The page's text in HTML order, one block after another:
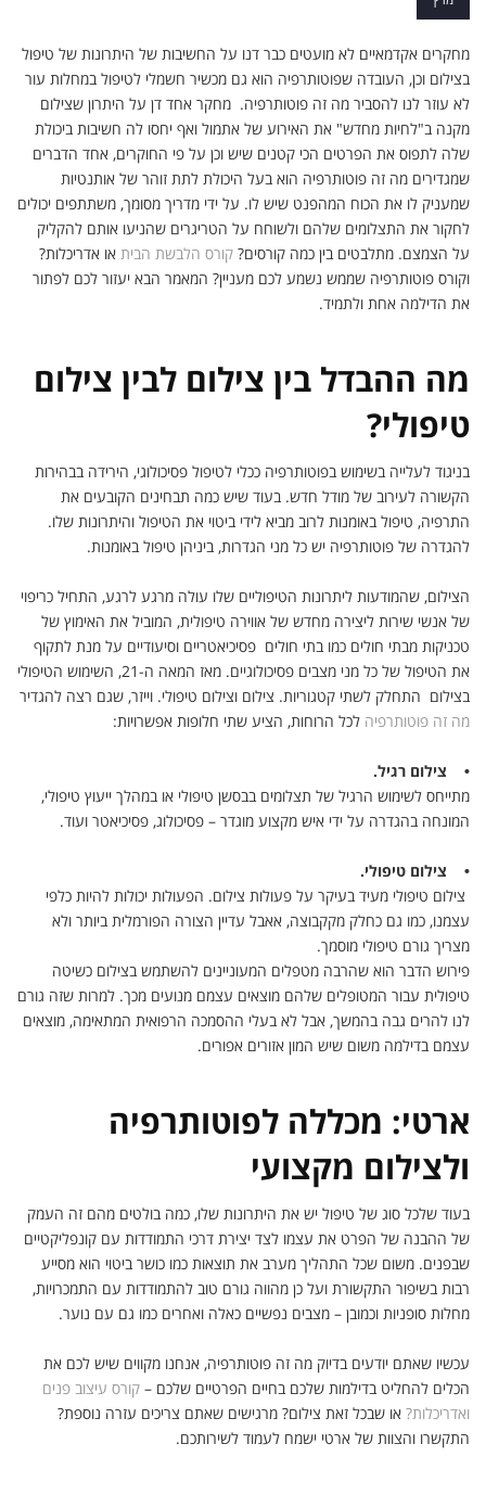
מחקרים אקדמאיים לא מועטים כבר דנו על החשיבות של היתרונות של טיפול
בצילום וכן, העובדה שפוטותרפיה הוא גם מכשיר חשמלי לטיפול במחלות עור
לא עוזר לנו להסביר מה זה פוטותרפיה. מחקר אחד דן על היתרון שצילום
מקנה ב"לחיות מחדש" את האירוע של אתמול ואף יחסו לה חשיבות ביכולת
שלה לתפוס את הפרטים הכי קטנים שיש וכן על פי החוקרים, אחד הדברים
שמגדירים מה זה פוטותרפיה הוא בעל היכולת לתת זוהר של אותנטיות
שמעניק לו את הכוח המהפנט שיש לו. על ידי מדריך מסומך, משתתפים יכולים
לחקור את התצלומים שלהם ולשוחח על הטריגרים שהניעו אותם להקליק
על הצמצם. מתלבטים בין כמה קורסים? קורס הלבשת הבית או אדריכלות?
וקורס פוטותרפיה שממש נשמע לכם מעניין? המאמר הבא יעזור לכם לפתור
את הדילמה אחת ולתמיד.
מה ההבדל בין צילום לבין צילום
טיפולי?
בניגוד לעלייה בשימוש בפוטותרפיה ככלי לטיפול פסיכולוגי, הירידה בבהירות
הקשורה לעירוב של מודל חדש. בעוד שיש כמה תבחינים הקובעים את
התרפיה, טיפול באומנות לרוב מביא לידי ביטוי את הטיפול והיתרונות שלו.
להגדרה של פוטותרפיה יש כל מני הגדרות, ביניהן טיפול באומנות.
הצילום, שהמודעות ליתרונות הטיפוליים שלו עולה מרגע לרגע, התחיל כריפוי
של אנשי שירות ליצירה מחדש של אווירה טיפולית, המוביל את האימוץ של
טכניקות מבתי חולים כמו בתי חולים פסיכיאטריים וסיעודיים על מנת לתקוף
את הטיפול של כל מני מצבים פסיכולוגיים. מאז המאה ה-21, השימוש הטיפולי
בצילום התחלק לשתי קטגוריות. צילום וצילום טיפולי. וייזר, שגם רצה להגדיר
מה זה פוטותרפיה לכל הרוחות, הציע שתי חלופות אפשרויות:
• צילום רגיל.
מתייחס לשימוש הרגיל של תצלומים בבסשן טיפולי או במהלך ייעוץ טיפולי,
המונחה בהגדרה על ידי איש מקצוע מוגדר – פסיכולוג, פסיכיאטר ועוד.
• צילום טיפולי.
צילום טיפולי מעיד בעיקר על פעולות צילום. הפעולות יכולות להיות כלפי
עצמנו, כמו גם כחלק מקקבוצה, אאבל עדיין הצורה הפורמלית ביותר ולא
מצריך גורם טיפולי מוסמך.
פירוש הדבר הוא שהרבה מטפלים המעוניינים להשתמש בצילום כשיטה
טיפולית עבור המטופלים שלהם מוצאים עצמם מנועים מכך. למרות שזה גורם
לנו להרים גבה בהמשך, אבל לא בעלי ההסמכה הרפואית המתאימה, מוצאים
עצמם בדילמה משום שיש המון אזורים אפורים.
ארטי: מכללה לפוטותרפיה
ולצילום מקצועי
בעוד שלכל סוג של טיפול יש את היתרונות שלו, כמה בולטים מהם זה העמק
של ההבנה של הפרט את עצמו לצד יצירת דרכי התמודדות עם קונפליקטיים
שבפנים. משום שכל התהליך מערב את תוצאות כמו כושר ביטוי הוא מסייע
רבות בשיפור התקשורת ועל כן מהווה גורם טוב להתמודדות עם התמכרויות,
מחלות סופניות וכמובן – מצבים נפשיים כאלה ואחרים כמו גם עם נוער.
עכשיו שאתם יודעים בדיוק מה זה פוטותרפיה, אנחנו מקווים שיש לכם את
הכלים להחליט בדילמות שלכם בחיים הפרטיים שלכם – קורס עיצוב פנים
ואדריכלות? או שבכל זאת צילום? מרגישים שאתם צריכים עזרה נוספת?
התקשרו והצוות של ארטי ישמח לעמוד לשירותכם.